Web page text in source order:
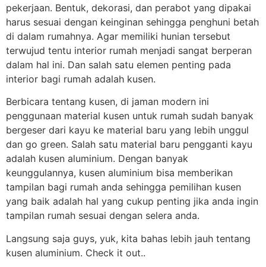
pekerjaan. Bentuk, dekorasi, dan perabot yang dipakai
harus sesuai dengan keinginan sehingga penghuni betah
di dalam rumahnya. Agar memiliki hunian tersebut
terwujud tentu interior rumah menjadi sangat berperan
dalam hal ini. Dan salah satu elemen penting pada
interior bagi rumah adalah kusen.
Berbicara tentang kusen, di jaman modern ini
penggunaan material kusen untuk rumah sudah banyak
bergeser dari kayu ke material baru yang lebih unggul
dan go green. Salah satu material baru pengganti kayu
adalah kusen aluminium. Dengan banyak
keunggulannya, kusen aluminium bisa memberikan
tampilan bagi rumah anda sehingga pemilihan kusen
yang baik adalah hal yang cukup penting jika anda ingin
tampilan rumah sesuai dengan selera anda.
Langsung saja guys, yuk, kita bahas lebih jauh tentang
kusen aluminium. Check it out..